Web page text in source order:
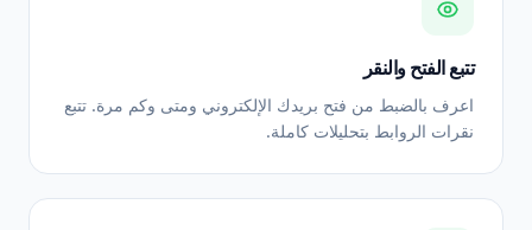
تتبع الفتح والنقر
اعرف بالضبط من فتح بريدك الإلكتروني ومتى وكم مرة. تتبع
نقرات الروابط بتحليلات كاملة.